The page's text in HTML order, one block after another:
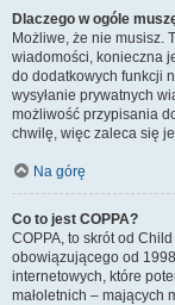
Dlaczego w ogóle
Możliwe, że nie musisz.
wiadomości, konieczna
do dodatkowych funkcji
wysyłanie prywatnych
możliwość przypisania
chwilę, więc zaleca się
Na górę
Co to jest COPPA?
COPPA, to skrót od
obowiązującego od
internetowych, które
małoletnich – mających